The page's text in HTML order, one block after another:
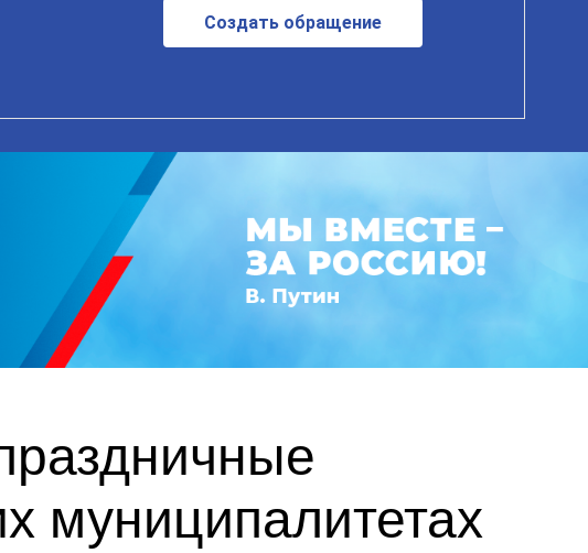
Создать обращение
муниципалитетах